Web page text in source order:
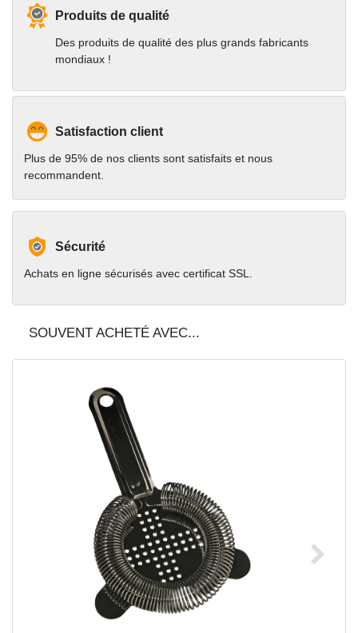
Produits de qualité
Des produits de qualité des plus grands fabricants
mondiaux !
Satisfaction client
Plus de 95% de nos clients sont satisfaits et nous
recommandent.
Sécurité
Achats en ligne sécurisés avec certificat SSL.
SOUVENT ACHETÉ AVEC...